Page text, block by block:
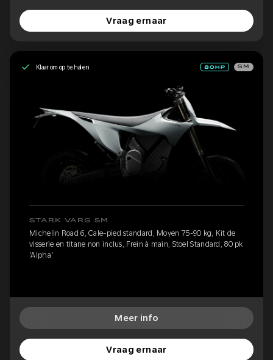
Vraag ernaar
Klaar om op te halen SM
STARK VARG SM
Michelin Road 6, Cale-pied standard, Moyen 75-90 kg, Kit de
visserie en titane non inclus, Frein à main, Stoel Standard, 80 pk
'Alpha'
Meer info
Vraag ernaar